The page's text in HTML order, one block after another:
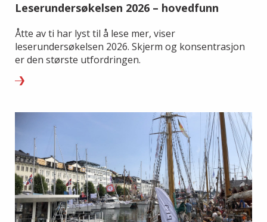
Leserundersøkelsen 2026 – hovedfunn
Åtte av ti har lyst til å lese mer, viser
leserundersøkelsen 2026. Skjerm og konsentrasjon
er den største utfordringen.